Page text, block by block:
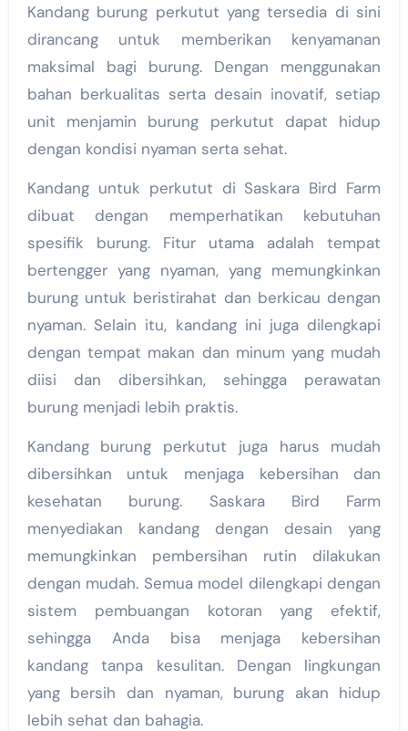
Kandang burung perkutut yang tersedia di sini
dirancang untuk memberikan kenyamanan
maksimal bagi burung. Dengan menggunakan
bahan berkualitas serta desain inovatif, setiap
unit menjamin burung perkutut dapat hidup
dengan kondisi nyaman serta sehat.
Kandang untuk perkutut di Saskara Bird Farm
dibuat dengan memperhatikan kebutuhan
spesifik burung. Fitur utama adalah tempat
bertengger yang nyaman, yang memungkinkan
burung untuk beristirahat dan berkicau dengan
nyaman. Selain itu, kandang ini juga dilengkapi
dengan tempat makan dan minum yang mudah
diisi dan dibersihkan, sehingga perawatan
burung menjadi lebih praktis.
Kandang burung perkutut juga harus mudah
dibersihkan untuk menjaga kebersihan dan
kesehatan burung. Saskara Bird Farm
menyediakan kandang dengan desain yang
memungkinkan pembersihan rutin dilakukan
dengan mudah. Semua model dilengkapi dengan
sistem pembuangan kotoran yang efektif,
sehingga Anda bisa menjaga kebersihan
kandang tanpa kesulitan. Dengan lingkungan
yang bersih dan nyaman, burung akan hidup
lebih sehat dan bahagia.